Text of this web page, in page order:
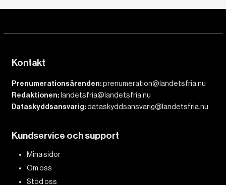
Kontakt
Prenumerationsärenden:prenumeration@landetsfria.nu
Redaktionen: landetsfria@landetsfria.nu
Dataskyddsansvarig:dataskyddsansvarig@landetsfria.nu
Kundservice och support
Mina sidor
Om oss
Stöd oss